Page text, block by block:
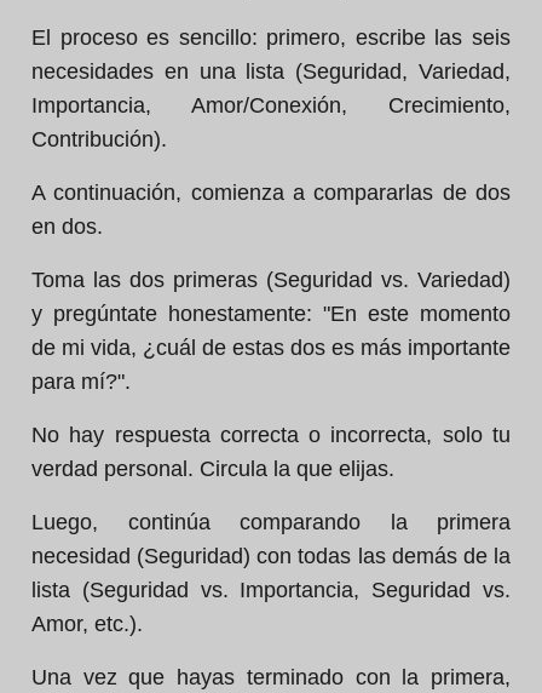
El proceso es sencillo: primero, escribe las seis
necesidades en una lista (Seguridad, Variedad,
Importancia, Amor/Conexión, Crecimiento,
Contribución).
A continuación, comienza a compararlas de dos
en dos.
Toma las dos primeras (Seguridad vs. Variedad)
y pregúntate honestamente: "En este momento
de mi vida, ¿cuál de estas dos es más importante
para mí?".
No hay respuesta correcta o incorrecta, solo tu
verdad personal. Circula la que elijas.
Luego, continúa comparando la primera
necesidad (Seguridad) con todas las demás de la
lista (Seguridad vs. Importancia, Seguridad vs.
Amor, etc.).
Una vez que hayas terminado con la primera,